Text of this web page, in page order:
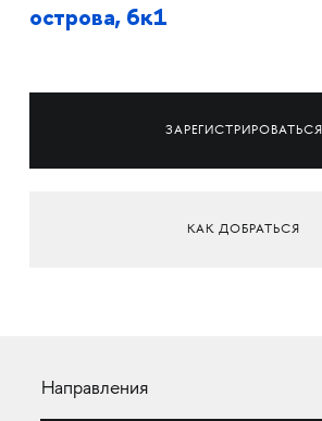
острова, 6к1
ЗАРЕГИСТРИРОВАТЬСЯ
КАК ДОБРАТЬСЯ